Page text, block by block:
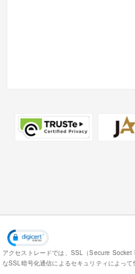
アクセストレードでは、SSL（Secure
なSSL暗号化通信によるセキュリティによって